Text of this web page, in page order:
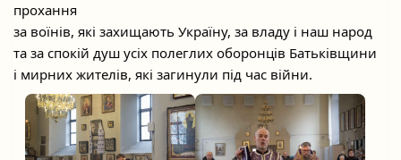
прохання
за воїнів, які захищають Україну, за владу і наш народ
та за спокій душ усіх полеглих оборонців Батьківщини
і мирних жителів, які загинули під час війни.